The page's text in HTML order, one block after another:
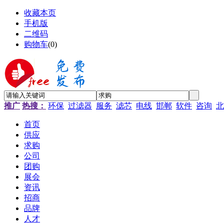
收藏本页
手机版
二维码
购物车(0)
推广 热搜： 环保 过滤器 服务 滤芯 电线 邯郸 软件 咨询
首页
供应
求购
公司
团购
展会
资讯
招商
品牌
人才